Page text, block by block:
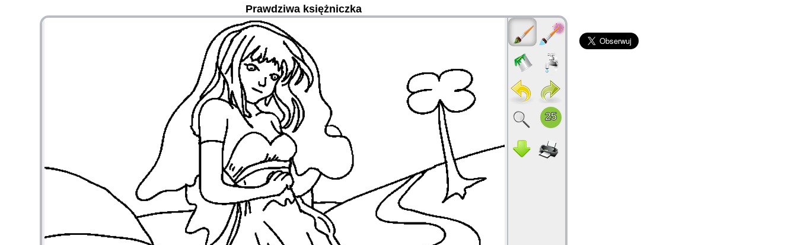
Prawdziwa księżniczka